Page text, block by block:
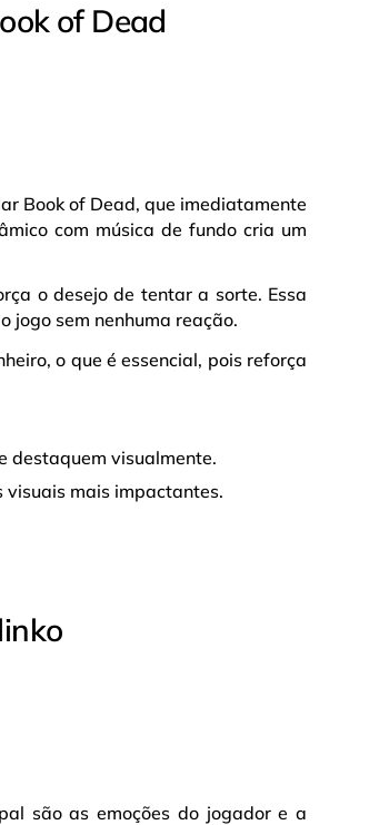
of Dead
Book of Dead, que imediatamente
com música de fundo cria um
o desejo de tentar a sorte. Essa
jogo sem nenhuma reação.
o que é essencial, pois reforça
destaquem visualmente.
visuais mais impactantes.
são as emoções do jogador e a